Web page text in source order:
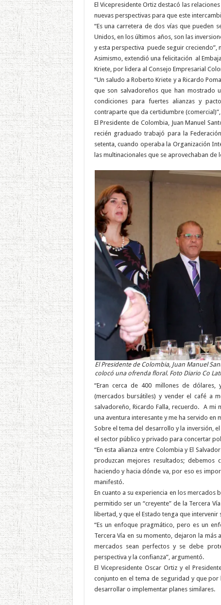
El Vicepresidente Ortiz destacó las
nuevas perspectivas para que este
“Es una carretera de dos vías que pueden
Unidos, en los últimos años, son las
y esta perspectiva puede seguir creciendo”,
Asimismo, extendió una felicitación al
Kriete, por lidera al Consejo Empresarial
“Un saludo a Roberto Kriete y a Ricardo
que son salvadoreños que han mostrado
condiciones para fuertes alianzas y
contraparte que da certidumbre
El Presidente de Colombia, Juan Manuel
recién graduado trabajó para la
setenta, cuando operaba la Organización
las multinacionales que se aprovechaban
El Presidente de Colombia, Juan Manuel
colocó una ofrenda floral. Foto Diario Co
“Eran cerca de 400 millones de
(mercados bursátiles) y vender el café a
salvadoreño, Ricardo Falla, recuerdo. A
una aventura interesante y me ha servido en
Sobre el tema del desarrollo y la inversión,
el sector público y privado para concertar
“En esta alianza entre Colombia y El
produzcan mejores resultados;
haciendo y hacia dónde va, por eso es
manifestó.
En cuanto a su experiencia en los
permitido ser un “creyente” de la Tercera
libertad, y que el Estado tenga que
“Es un enfoque pragmático, pero es un
Tercera Vía en su momento, dejaron la
mercados sean perfectos y se debe
perspectiva y la confianza”, argumentó.
El Vicepresidente Oscar Ortiz y el
conjunto en el tema de seguridad y que
desarrollar o implementar planes similares.